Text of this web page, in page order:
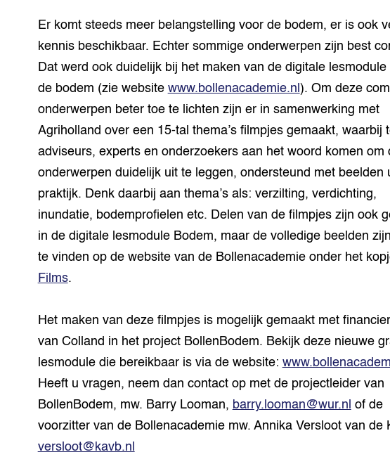
Genetische diversiteit
landbouwhuisdieren
Er komt steeds meer belangstelling voor de bodem, er is ook
kennis beschikbaar. Echter sommige onderwerpen zijn best
Dat werd ook duidelijk bij het maken van de digitale lesmodule
de bodem (zie website www.bollenacademie.nl ). Om deze
onderwerpen beter toe te lichten zijn er in samenwerking met
Agriholland over een 15-tal thema’s filmpjes gemaakt, waarbij
adviseurs, experts en onderzoekers aan het woord komen om
onderwerpen duidelijk uit te leggen, ondersteund met beelden
praktijk. Denk daarbij aan thema’s als: verzilting, verdichting,
inundatie, bodemprofielen etc. Delen van de filmpjes zijn ook
in de digitale lesmodule Bodem, maar de volledige beelden
te vinden op de website van de Bollenacademie onder het
Films.
Het maken van deze filmpjes is mogelijk gemaakt met
van Colland in het project BollenBodem. Bekijk deze nieuwe
lesmodule die bereikbaar is via de website:
Heeft u vragen, neem dan contact op met de projectleider van
BollenBodem, mw. Barry Looman, barry.looman@wur.nl of de
voorzitter van de Bollenacademie mw. Annika Versloot van de
versloot@kavb.nl